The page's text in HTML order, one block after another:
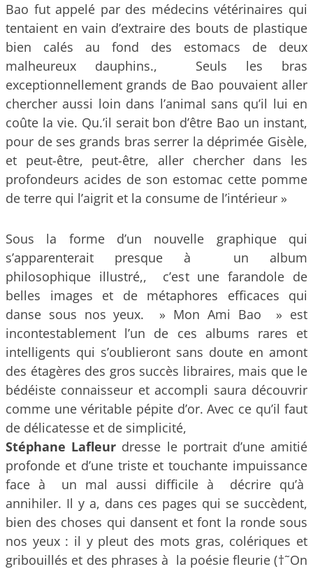
Bao fut appelé par des médecins vétérinaires qui
tentaient en vain d’extraire des bouts de plastique
bien calés au fond des estomacs de deux
malheureux dauphins., Seuls les bras
exceptionnellement grands de Bao pouvaient aller
chercher aussi loin dans l’animal sans qu’il lui en
coûte la vie. Qu.’il serait bon d’être Bao un instant,
pour de ses grands bras serrer la déprimée Gisèle,
et peut-être, peut-être, aller chercher dans les
profondeurs acides de son estomac cette pomme
de terre qui l’aigrit et la consume de l’intérieur »
Sous la forme d’un nouvelle graphique qui
s’apparenterait presque à un album
philosophique illustré,, c’est une farandole de
belles images et de métaphores efficaces qui
danse sous nos yeux. » Mon Ami Bao » est
incontestablement l’un de ces albums rares et
intelligents qui s’oublieront sans doute en amont
des étagères des gros succès libraires, mais que le
bédéiste connaisseur et accompli saura découvrir
comme une véritable pépite d’or. Avec ce qu’il faut
de délicatesse et de simplicité,
Stéphane Lafleur dresse le portrait d’une amitié
profonde et d’une triste et touchante impuissance
face à un mal aussi difficile à décrire qu’à
annihiler. Il y a, dans ces pages qui se succèdent,
bien des choses qui dansent et font la ronde sous
nos yeux : il y pleut des mots gras, colériques et
gribouillés et des phrases à la poésie fleurie (†˜On